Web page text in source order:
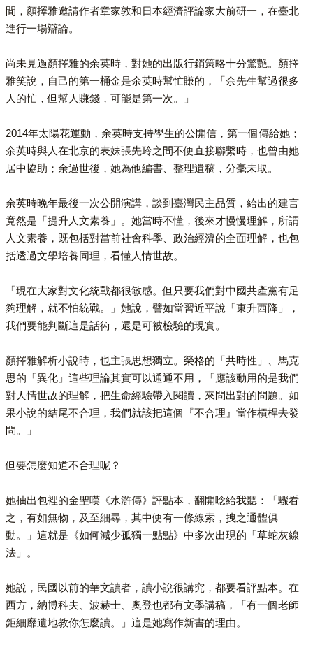
間，顏擇雅邀請作者章家敦和日本經濟評論家大前研一，在臺北
進行一場辯論。
尚未見過顏擇雅的余英時，對她的出版行銷策略十分驚艷。顏擇
雅笑說，自己的第一桶金是余英時幫忙賺的，「余先生幫過很多
人的忙，但幫人賺錢，可能是第一次。」
2014年太陽花運動，余英時支持學生的公開信，第一個傳給她；
余英時與人在北京的表妹張先玲之間不便直接聯繫時，也曾由她
居中協助；余過世後，她為他編書、整理遺稿，分毫未取。
余英時晚年最後一次公開演講，談到臺灣民主品質，給出的建言
竟然是「提升人文素養」。她當時不懂，後來才慢慢理解，所謂
人文素養，既包括對當前社會科學、政治經濟的全面理解，也包
括透過文學培養同理，看懂人情世故。
「現在大家對文化統戰都很敏感。但只要我們對中國共產黨有足
夠理解，就不怕統戰。」她說，譬如當習近平說「東升西降」，
我們要能判斷這是話術，還是可被檢驗的現實。
顏擇雅解析小說時，也主張思想獨立。榮格的「共時性」、馬克
思的「異化」這些理論其實可以通通不用，「應該動用的是我們
對人情世故的理解，把生命經驗帶入閱讀，來問出對的問題。如
果小說的結尾不合理，我們就該把這個『不合理』當作槓桿去發
問。」
但要怎麼知道不合理呢？
她抽出包裡的金聖嘆《水滸傳》評點本，翻開唸給我聽：「驟看
之，有如無物，及至細尋，其中便有一條線索，拽之通體俱
動。」這就是《如何減少孤獨一點點》中多次出現的「草蛇灰線
法」。
她說，民國以前的華文讀者，讀小說很講究，都要看評點本。在
西方，納博科夫、波赫士、奧登也都有文學講稿，「有一個老師
鉅細靡遺地教你怎麼讀。」這是她寫作新書的理由。